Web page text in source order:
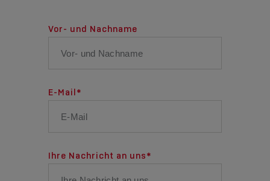
Vor- und Nachname
E-Mail*
Ihre Nachricht an uns*